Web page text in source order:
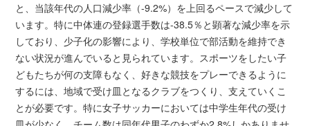
と、当該年代の人口減少率（-9.2%）を上回るペースで減少して
います。特に中体連の登録選手数は-38.5％と顕著な減少率を示
しており、少子化の影響により、学校単位で部活動を維持でき
ない状況が進んでいると見られています。スポーツをしたい子
どもたちが何の支障もなく、好きな競技をプレーできるように
するには、地域で受け皿となるクラブをつくり、支えていくこ
とが必要です。特に女子サッカーにおいては中学生年代の受け